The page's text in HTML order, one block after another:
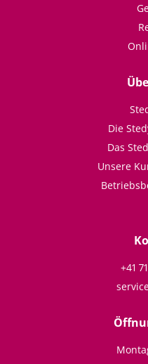
Die
Das
Unsere
+41